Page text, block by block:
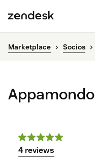
Marketplace Socios
Appamondo
4 reviews